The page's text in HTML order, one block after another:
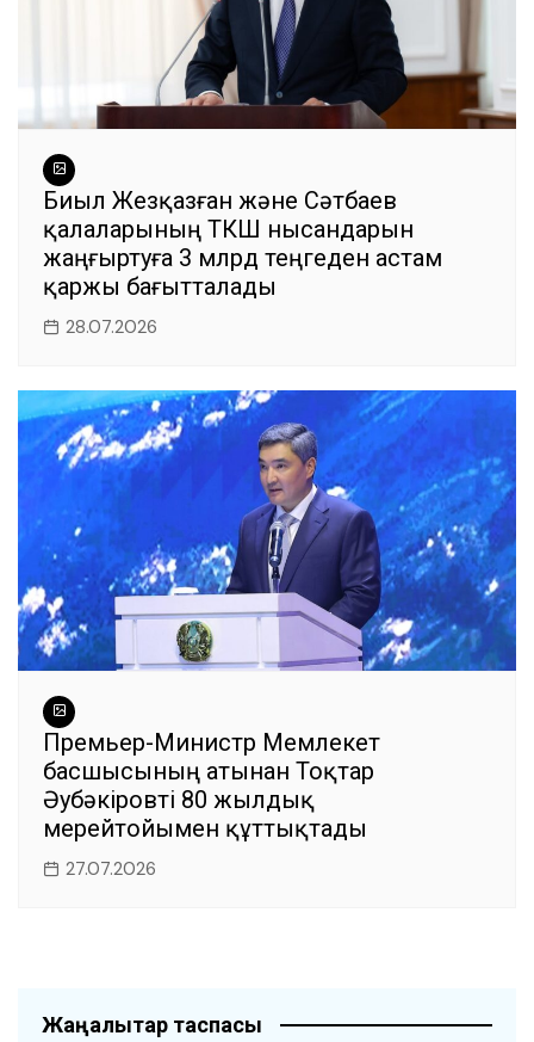
Биыл Жезқазған және Сәтбаев
қалаларының ТКШ нысандарын
жаңғыртуға 3 млрд теңгеден астам
қаржы бағытталады
28.07.2026
Премьер-Министр Мемлекет
басшысының атынан Тоқтар
Әубәкіровті 80 жылдық
мерейтойымен құттықтады
27.07.2026
Жаңалықтар таспасы